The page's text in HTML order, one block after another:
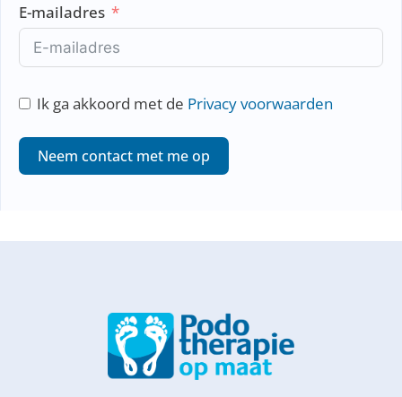
a
n
d
s
3
1
E-mailadres
Ik ga akkoord met de Privacy voorwaarden
Neem contact met me op